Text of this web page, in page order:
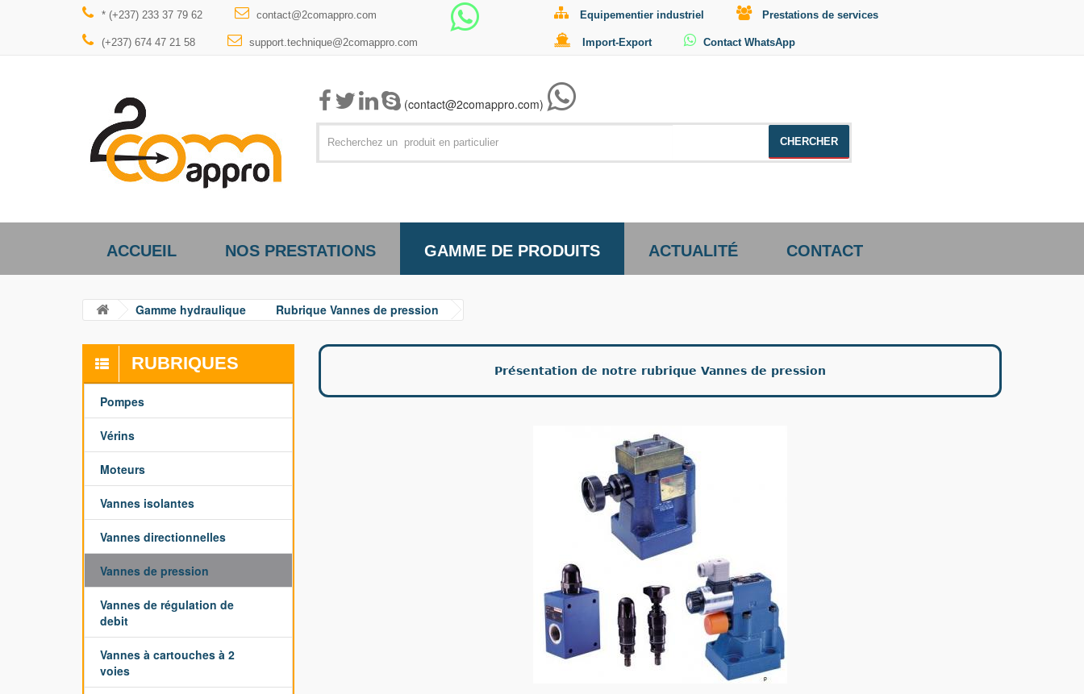
* (+237) 233 37 79 62 contact@2comappro.com
(+237) 674 47 21 58 support.technique@2comappro.com
Equipementier industriel Prestations de services
Import-Export Contact WhatsApp
(contact@2comappro.com)
ACCUEIL NOS PRESTATIONS GAMME DE PRODUITS ACTUALITÉ CONTACT
Gamme hydraulique Rubrique Vannes de pression
RUBRIQUES
Pompes
Vérins
Moteurs
Vannes isolantes
Vannes directionnelles
Vannes de pression
Vannes de régulation de
debit
Vannes à cartouches à 2
voies
Présentation de notre rubrique Vannes de pression